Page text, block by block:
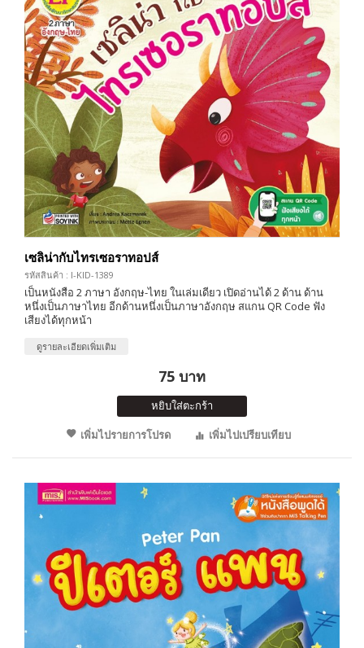
เซลิน่ากับไทรเซอราทอปส์
รหัสสินค้า : I-KID-1389
เป็นหนังสือ 2 ภาษา อังกฤษ-ไทย ในเล่มเดียว เปิดอ่านได้ 2 ด้าน ด้าน
หนึ่งเป็นภาษาไทย อีกด้านหนึ่งเป็นภาษาอังกฤษ สแกน QR Code ฟัง
เสียงได้ทุกหน้า
ดูรายละเอียดเพิ่มเติม
75 บาท
หยิบใส่ตะกร้า
เพิ่มไปรายการโปรด
เพิ่มไปเปรียบเทียบ